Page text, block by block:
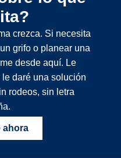
crezca. Si necesita
grifo o planear una
desde aquí. Le
daré una solución
rodeos, sin letra
ahora